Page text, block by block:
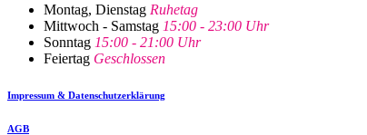
Montag, Dienstag Ruhetag
Mittwoch - Samstag 15:00 - 23:00 Uhr
Sonntag 15:00 - 21:00 Uhr
Feiertag Geschlossen
Impressum & Datenschutzerklärung
AGB